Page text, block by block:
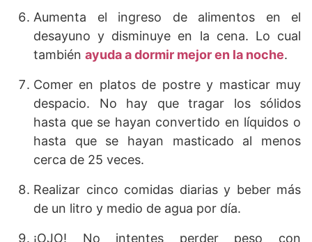
Aumenta el ingreso de alimentos en el
desayuno y disminuye en la cena. Lo cual
también ayuda a dormir mejor en la noche.
Comer en platos de postre y masticar muy
despacio. No hay que tragar los sólidos
hasta que se hayan convertido en líquidos o
hasta que se hayan masticado al menos
cerca de 25 veces.
Realizar cinco comidas diarias y beber más
de un litro y medio de agua por día.
¡OJO! No intentes perder peso con